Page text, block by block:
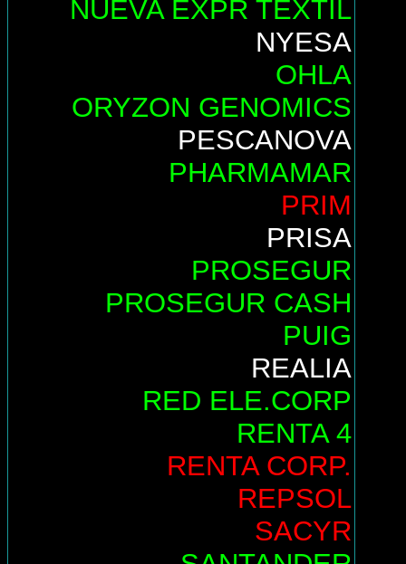
NUEVA EXPR TEXTIL
NYESA
OHLA
ORYZON GENOMICS
PESCANOVA
PHARMAMAR
PRIM
PRISA
PROSEGUR
PROSEGUR CASH
PUIG
REALIA
RED ELE.CORP
RENTA 4
RENTA CORP.
REPSOL
SACYR